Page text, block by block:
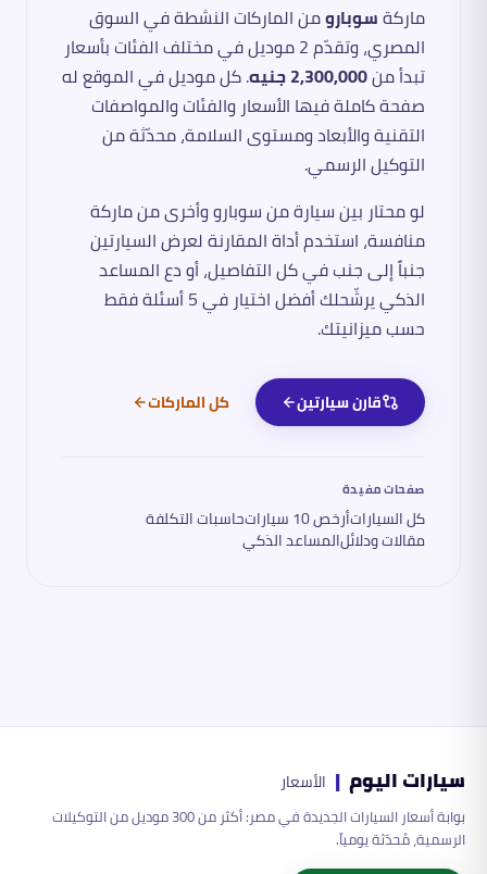
ماركةسوبارومن الماركات النشطة في السوق
المصري، وتقدّم2موديل في مختلف الفئات بأسعار
تبدأ من2,300,000 جنيه
. كل موديل في الموقع له
صفحة كاملة فيها الأسعار والفئات والمواصفات
التقنية والأبعاد ومستوى السلامة، محدّثة من
التوكيل الرسمي.
لو محتار بين سيارة منسوبارووأخرى من ماركة
منافسة، استخدم أداة المقارنة لعرض السيارتين
جنباً إلى جنب في كل التفاصيل، أو دع المساعد
الذكي يرشّحلك أفضل اختيار في 5 أسئلة فقط
حسب ميزانيتك.
قارن سيارتين كل الماركات
صفحات مفيدة
كل السياراتأرخص 10 سيارات حاسبات التكلفة
مقالات ودلائلالمساعد الذكي
سيارات اليوم | الأسعار
بوابة أسعار السيارات الجديدة في مصر: أكثر من 300 موديل من التوكيلات
الرسمية، مُحدّثة يومياً.